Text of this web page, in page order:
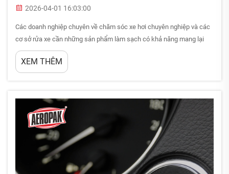
2026-04-01 16:03:00
Các doanh nghiệp chuyên về chăm sóc xe hơi chuyên nghiệp và các
cơ sở rửa xe cần những sản phẩm làm sạch có khả năng mang lại
kết quả đồng đều và chất lượng cao trên nhiều loại xe và điều kiện
khác nhau. Sự khác biệt giữa sản phẩm dành cho người tiêu dùng và
XEM THÊM